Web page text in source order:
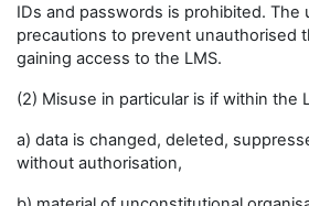
IDs and passwords is prohibited. The
precautions to prevent unauthorised
gaining access to the LMS.
(2) Misuse in particular is if within the
a) data is changed, deleted,
without authorisation,